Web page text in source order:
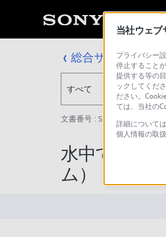
総合サポート・
すべて
文書番号 : S1210019005316 /
水中で撮影
ム）
当社ウェブ
プライバシー
停止すること
提供する等の
ックしてくだ
ださい。
ては、当社の
詳細について
個人情報の取